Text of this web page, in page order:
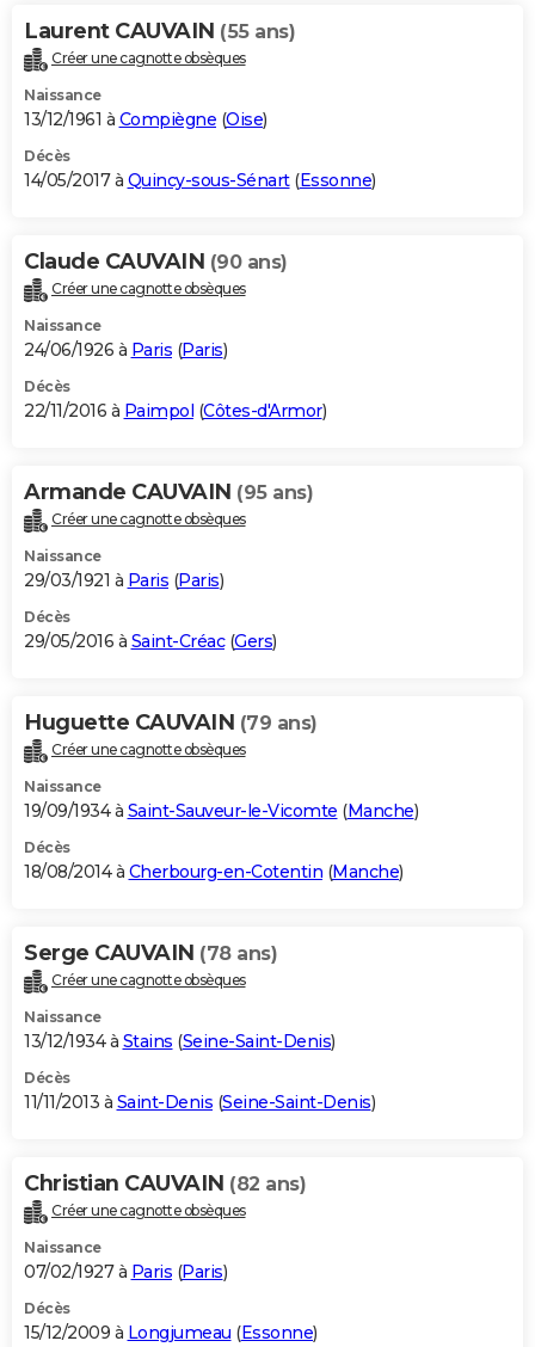
Laurent CAUVAIN (55 ans)
Créer une cagnotte obsèques
Naissance
13/12/1961 à Compiègne (Oise)
Décès
14/05/2017 à Quincy-sous-Sénart(Essonne)
Claude CAUVAIN (90 ans)
Créer une cagnotte obsèques
Naissance
24/06/1926 à Paris (Paris)
Décès
22/11/2016 à Paimpol (Côtes-d'Armor)
Armande CAUVAIN (95 ans)
Créer une cagnotte obsèques
Naissance
29/03/1921 à Paris (Paris)
Décès
29/05/2016 à Saint-Créac(Gers)
Huguette CAUVAIN (79 ans)
Créer une cagnotte obsèques
Naissance
19/09/1934 à Saint-Sauveur-le-Vicomte (Manche)
Décès
18/08/2014 à Cherbourg-en-Cotentin (Manche)
Serge CAUVAIN (78 ans)
Créer une cagnotte obsèques
Naissance
13/12/1934 à Stains (Seine-Saint-Denis)
Décès
11/11/2013 à Saint-Denis (Seine-Saint-Denis)
Christian CAUVAIN (82 ans)
Créer une cagnotte obsèques
Naissance
07/02/1927 à Paris (Paris)
Décès
15/12/2009 à Longjumeau (Essonne)